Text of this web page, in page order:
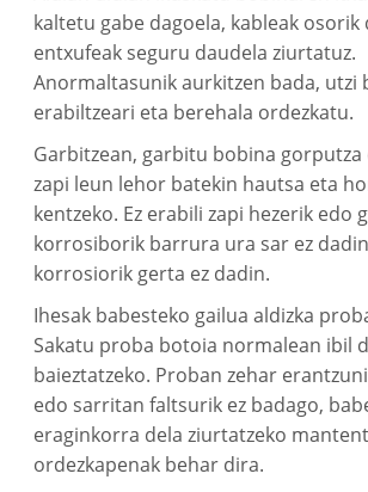
kaltetu gabe dagoela, kableak osorik
entxufeak seguru daudela ziurtatuz.
Anormaltasunik aurkitzen bada, utzi
erabiltzeari eta berehala ordezkatu.
Garbitzean, garbitu bobina gorputza
zapi leun lehor batekin hautsa eta
kentzeko. Ez erabili zapi hezerik edo
korrosiborik barrura ura sar ez
korrosiorik gerta ez dadin.
Ihesak babesteko gailua aldizka
Sakatu proba botoia normalean ibil
baieztatzeko. Proban zehar
edo sarritan faltsurik ez badago,
eraginkorra dela ziurtatzeko
ordezkapenak behar dira.